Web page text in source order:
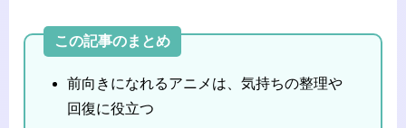
この記事のまとめ
前向きになれるアニメは、気持ちの整理や
回復に役立つ